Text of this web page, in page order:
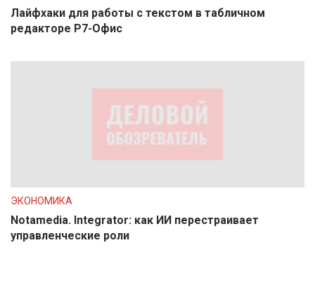
Лайфхаки для работы с текстом в табличном
редакторе Р7-Офис
ЭКОНОМИКА
Notamedia. Integrator: как ИИ перестраивает
управленческие роли